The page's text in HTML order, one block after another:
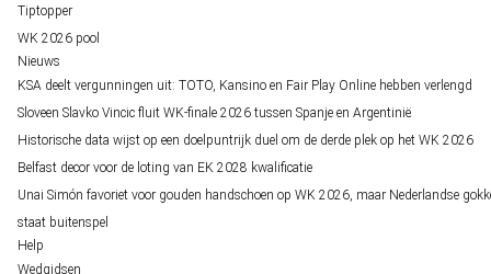
Tiptopper
WK 2026 pool
Nieuws
KSA deelt vergunningen uit: TOTO, Kansino en Fair Play Online hebben verlengd
Sloveen Slavko Vincic fluit WK-finale 2026 tussen Spanje en Argentinië
Historische data wijst op een doelpuntrijk duel om de derde plek op het WK 2026
Belfast decor voor de loting van EK 2028 kwalificatie
Unai Simón favoriet voor gouden handschoen op WK 2026, maar Nederlandse
staat buitenspel
Help
Wedgidsen